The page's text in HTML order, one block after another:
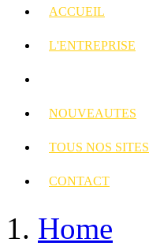
ACCUEIL
L'ENTREPRISE
NOUVEAUTES
TOUS NOS SITES
CONTACT
Home